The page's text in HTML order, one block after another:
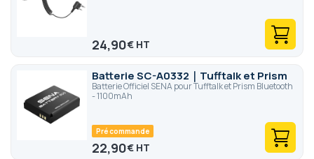
24,90€
Batterie SC-A0332｜Tufftalk et Prism
Batterie Officiel SENA pour Tufftalk et Prism Bluetooth
- 1100mAh
Pré commande
22,90€